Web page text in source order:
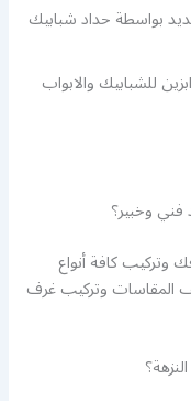
بواسطة حداد شبابيك
للشبابيك والابواب
وخبير؟
وتركيب كافة أنواع
المقاسات وتركيب غرف